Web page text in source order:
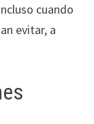
cuando
evitar, a